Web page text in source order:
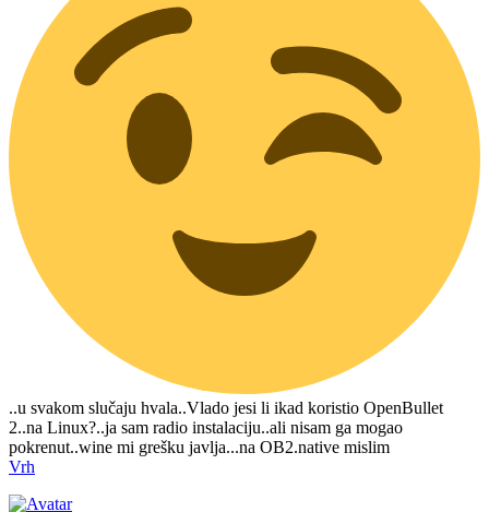
..u svakom slučaju hvala..Vlado jesi li ikad koristio OpenBullet
2..na Linux?..ja sam radio instalaciju..ali nisam ga mogao
pokrenut..wine mi grešku javlja...na OB2.native mislim
Vrh